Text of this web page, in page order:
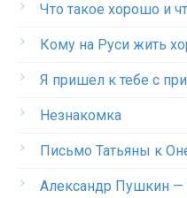
Что такое хорошо и
Кому на Руси жить
Я пришел к тебе с
Незнакомка
Письмо Татьяны к
Александр Пушкин —